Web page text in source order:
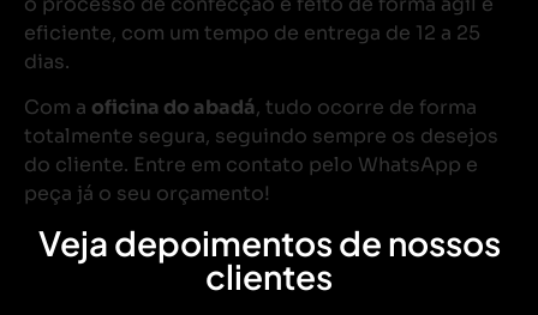
eficiente, com um tempo de entrega de 12 a 25
dias.
Com a oficina do abadá, tudo ocorre de forma
totalmente segura, seguindo sempre os desejos
do cliente. Entre em contato pelo WhatsApp e
peça já o seu orçamento!
Veja depoimentos de nossos
clientes